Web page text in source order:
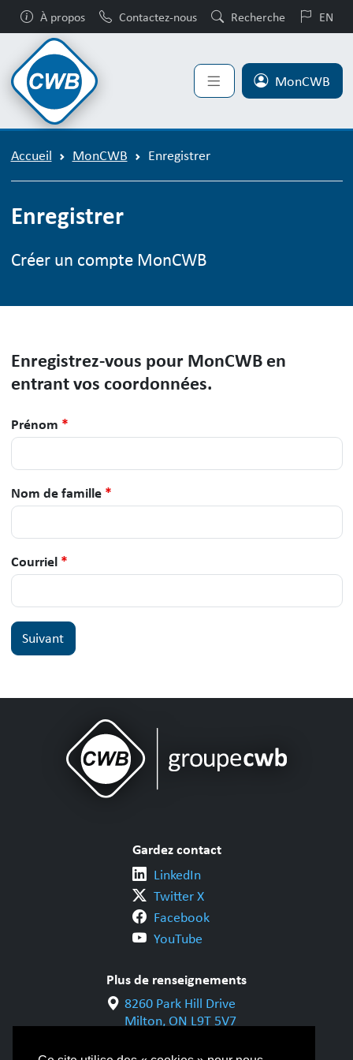
À propos Contactez-nous Recherche EN
MonCWB
Accueil MonCWB Enregistrer
Enregistrer
Créer un compte MonCWB
Enregistrez-vous pour MonCWB en
entrant vos coordonnées.
Prénom *
Nom de famille *
Courriel *
Gardez contact
LinkedIn
Twitter X
Facebook
YouTube
Plus de renseignements
8260 Park Hill Drive
Milton, ON L9T 5V7